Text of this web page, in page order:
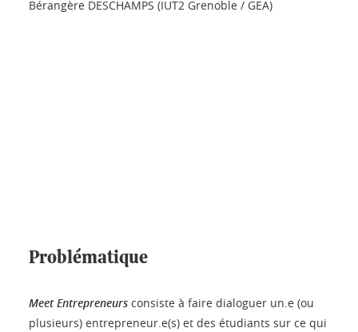
Bérangère DESCHAMPS (IUT2 Grenoble / GEA)
Problématique
Meet Entrepreneurs consiste à faire dialoguer un.e (ou
plusieurs) entrepreneur.e(s) et des étudiants sur ce qui